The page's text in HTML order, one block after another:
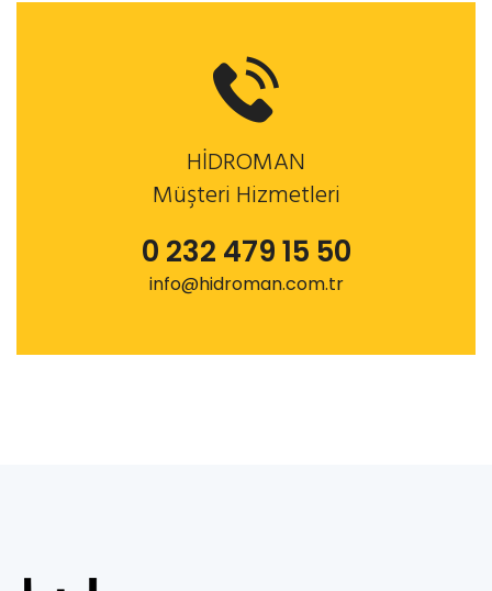
HİDROMAN
Müşteri Hizmetleri
0 232 479 15 50
info@hidroman.com.tr